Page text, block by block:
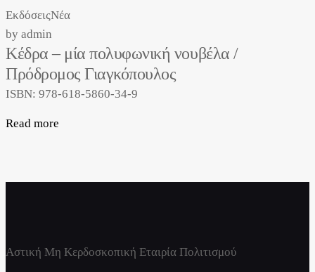
ΕκδόσειςΝέα
by admin
Κέδρα – μία πολυφωνική νουβέλα /
Πρόδρομος Γιαγκόπουλος
ISBN: 978-618-5860-34-9
Read more
Αστική Μη Κερδοσκοπική Εταιρία Πολιτισμού